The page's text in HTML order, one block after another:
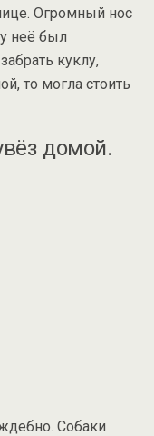
Огромный нос
неё был
куклу,
то могла стоить
домой.
Собаки